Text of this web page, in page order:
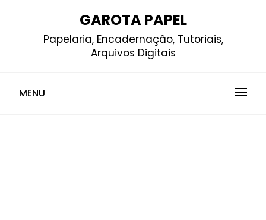
GAROTA PAPEL
Papelaria, Encadernação, Tutoriais,
Arquivos Digitais
MENU